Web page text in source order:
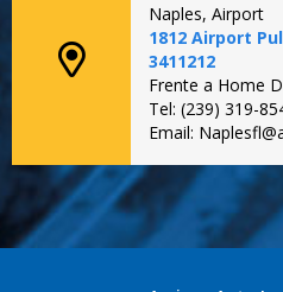
Naples, Airport
1812 Airport
3411212
Frente a Home
Tel: (239) 319-
Email: